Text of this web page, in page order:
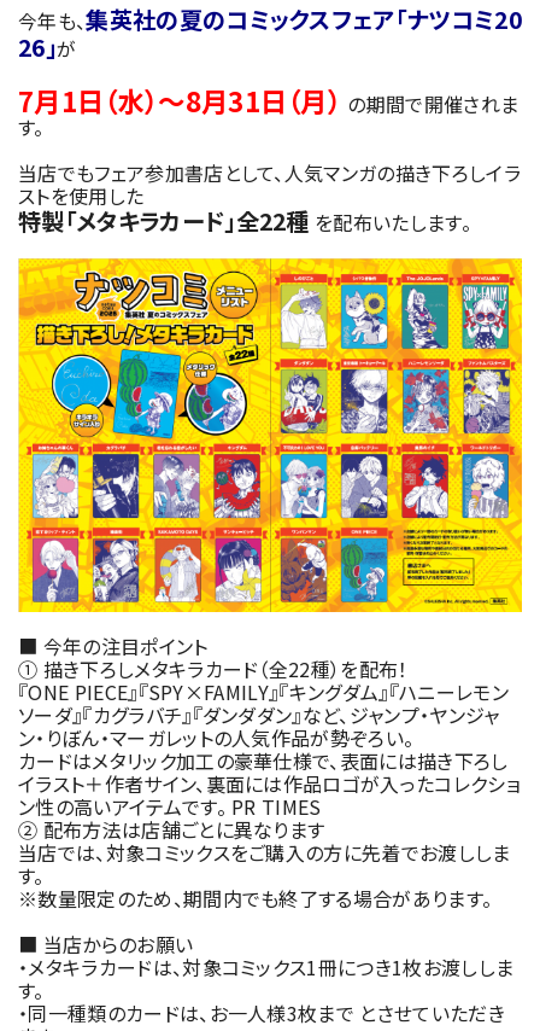
今年も、集英社の夏のコミックスフェア「ナツコミ20
26」が
7月1日（水）〜8月31日（月） の期間で開催されま
す。
当店でもフェア参加書店として、人気マンガの描き下ろしイラ
ストを使用した
特製「メタキラカード」全22種 を配布いたします。
■ 今年の注目ポイント
① 描き下ろしメタキラカード（全22種）を配布！
『ONE PIECE』『SPY×FAMILY』『キングダム』『ハニーレモン
ソーダ』『カグラバチ』『ダンダダン』など、ジャンプ・ヤンジャ
ン・りぼん・マーガレットの人気作品が勢ぞろい。
カードはメタリック加工の豪華仕様で、表面には描き下ろし
イラスト＋作者サイン、裏面には作品ロゴが入ったコレクショ
ン性の高いアイテムです。 PR TIMES
② 配布方法は店舗ごとに異なります
当店では、対象コミックスをご購入の方に先着でお渡ししま
す。
※数量限定のため、期間内でも終了する場合があります。
■ 当店からのお願い
・メタキラカードは、対象コミックス1冊につき1枚お渡ししま
す。
・同一種類のカードは、お一人様3枚まで とさせていただき